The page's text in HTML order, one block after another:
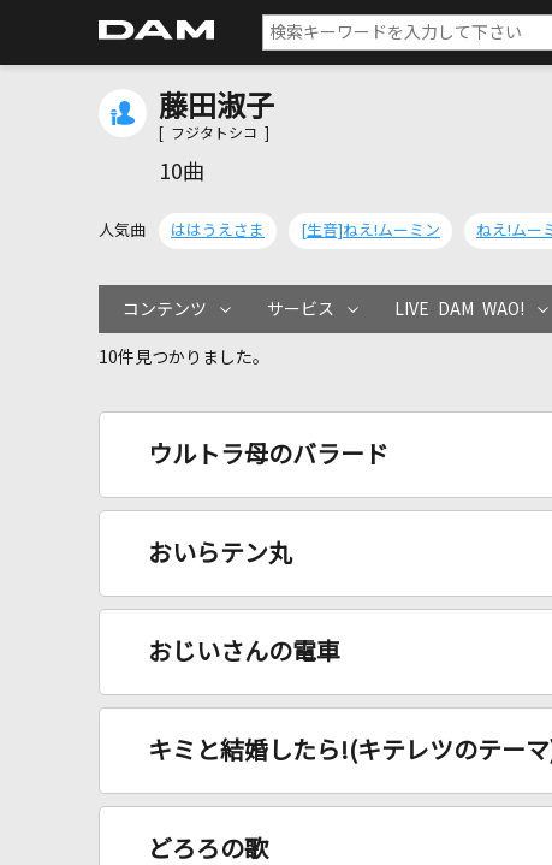
藤田淑子
[ フジタトシコ ]
10曲
人気曲 ははうえさま [生音]ねえ!ムーミン ねえ!ムー
コンテンツ サービス LIVE DAM WAO!
10件見つかりました。
ウルトラ母のバラード
おいらテン丸
おじいさんの電車
キミと結婚したら!(キテレツのテー
どろろの歌